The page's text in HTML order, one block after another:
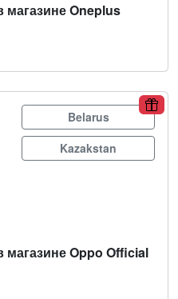
Oneplus
Belarus
Kazakstan
Oppo Official